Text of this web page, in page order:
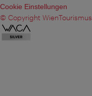
Cookie Einstellungen
© Copyright WienTourismus